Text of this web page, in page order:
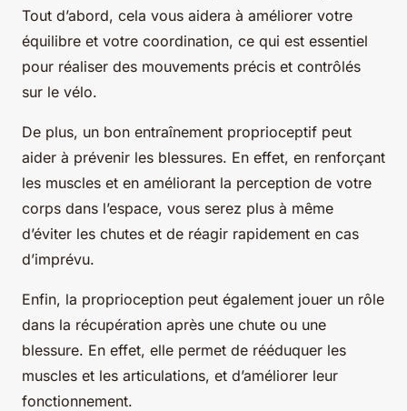
Tout d’abord, cela vous aidera à améliorer votre
équilibre et votre coordination, ce qui est essentiel
pour réaliser des mouvements précis et contrôlés
sur le vélo.
De plus, un bon entraînement proprioceptif peut
aider à prévenir les blessures. En effet, en renforçant
les muscles et en améliorant la perception de votre
corps dans l’espace, vous serez plus à même
d’éviter les chutes et de réagir rapidement en cas
d’imprévu.
Enfin, la proprioception peut également jouer un rôle
dans la récupération après une chute ou une
blessure. En effet, elle permet de rééduquer les
muscles et les articulations, et d’améliorer leur
fonctionnement.